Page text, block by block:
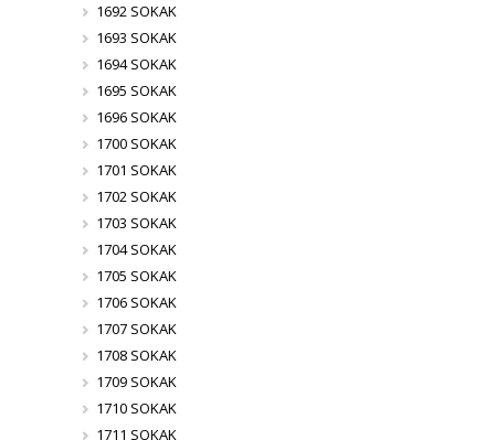
1692 SOKAK
1693 SOKAK
1694 SOKAK
1695 SOKAK
1696 SOKAK
1700 SOKAK
1701 SOKAK
1702 SOKAK
1703 SOKAK
1704 SOKAK
1705 SOKAK
1706 SOKAK
1707 SOKAK
1708 SOKAK
1709 SOKAK
1710 SOKAK
1711 SOKAK